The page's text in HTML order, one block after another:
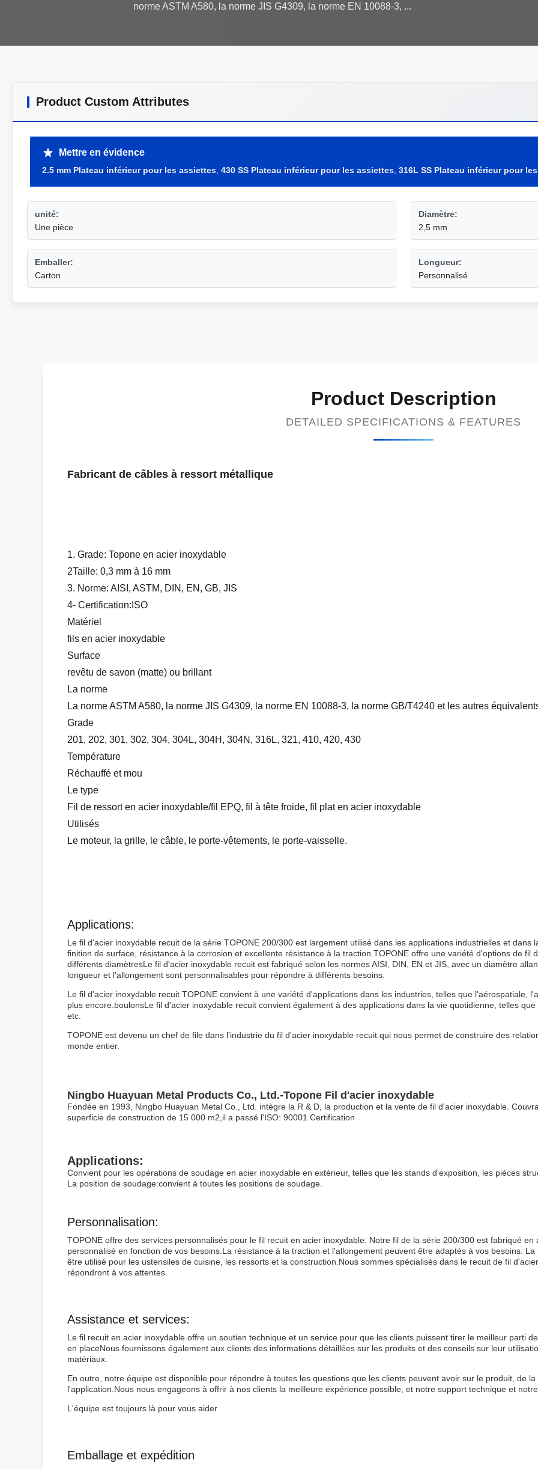
Product Custom Attributes
Mettre en évidence
2.5 mm Plateau inférieur pour les assiettes 430 SS Plateau inférieur pour les assiettes 316L SS Plateau inférieur pour
unité:
Une pièce
Diamètre:
2,5 mm
Emballer:
Carton
Longueur:
Personnalisé
Product Description
DETAILED SPECIFICATIONS & FEATURES
Fabricant de câbles à ressort métallique
1. Grade: Topone en acier inoxydable
2Taille: 0,3 mm à 16 mm
3. Norme: AISI, ASTM, DIN, EN, GB, JIS
4- Certification:ISO
Matériel
fils en acier inoxydable
Surface
revêtu de savon (matte) ou brillant
La norme
La norme ASTM A580, la norme JIS G4309, la norme EN 10088-3, la norme GB/T4240 et les autres
Grade
201, 202, 301, 302, 304, 304L, 304H, 304N, 316L, 321, 410, 420, 430
Température
Réchauffé et mou
Le type
Fil de ressort en acier inoxydable/fil EPQ, fil à tête froide, fil plat en acier inoxydable
Utilisés
Le moteur, la grille, le câble, le porte-vêtements, le porte-vaisselle.
Applications:
Le fil d'acier inoxydable recuit de la série TOPONE 200/300 est largement utilisé dans les applications industrielles et
finition de surface, résistance à la corrosion et excellente résistance à la traction.TOPONE offre une variété d'options de fil
différents diamètresLe fil d'acier inoxydable recuit est fabriqué selon les normes AISI, DIN, EN et JIS, avec un diamètre
longueur et l'allongement sont personnalisables pour répondre à différents besoins.
Le fil d'acier inoxydable recuit TOPONE convient à une variété d'applications dans les industries, telles que l'aérospatiale,
plus encore.boulonsLe fil d'acier inoxydable recuit convient également à des applications dans la vie quotidienne, telles
etc.
TOPONE est devenu un chef de file dans l'industrie du fil d'acier inoxydable recuit.qui nous permet de construire des
monde entier.
Ningbo Huayuan Metal Products Co., Ltd.-Topone Fil d'acier inoxydable
Fondée en 1993, Ningbo Huayuan Metal Co., Ltd. intègre la R & D, la production et la vente de fil d'acier inoxydable.
superficie de construction de 15 000 m2,il a passé l'ISO: 90001 Certification
Applications:
Convient pour les opérations de soudage en acier inoxydable en extérieur, telles que les stands d'exposition, les pièces
La position de soudage:convient à toutes les positions de soudage.
Personnalisation:
TOPONE offre des services personnalisés pour le fil recuit en acier inoxydable. Notre fil de la série 200/300 est fabriqué
personnalisé en fonction de vos besoins.La résistance à la traction et l'allongement peuvent être adaptés à vos besoins.
être utilisé pour les ustensiles de cuisine, les ressorts et la construction.Nous sommes spécialisés dans le recuit de fil
répondront à vos attentes.
Assistance et services:
Le fil recuit en acier inoxydable offre un soutien technique et un service pour que les clients puissent tirer le meilleur parti
en placeNous fournissons également aux clients des informations détaillées sur les produits et des conseils sur leur
matériaux.
En outre, notre équipe est disponible pour répondre à toutes les questions que les clients peuvent avoir sur le produit, de
l'application.Nous nous engageons à offrir à nos clients la meilleure expérience possible, et notre support technique et
L'équipe est toujours là pour vous aider.
Emballage et expédition